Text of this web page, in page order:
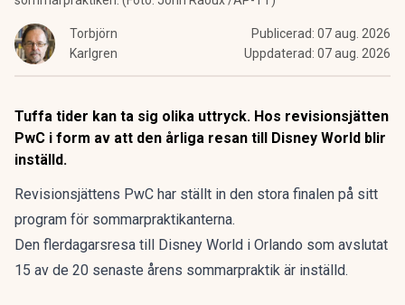
Torbjörn
Karlgren
Publicerad: 07 aug. 2026
Uppdaterad: 07 aug. 2026
Tuffa tider kan ta sig olika uttryck. Hos revisionsjätten
PwC i form av att den årliga resan till Disney World blir
inställd.
Revisionsjättens PwC har ställt in den stora finalen på sitt
program för sommarpraktikanterna.
Den flerdagarsresa till Disney World i Orlando som avslutat
15 av de 20 senaste årens sommarpraktik är inställd.